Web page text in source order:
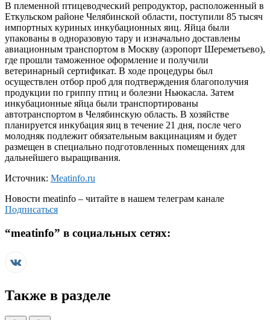
В племенной птицеводческий репродуктор, расположенный в
Еткульском районе Челябинской области, поступили 85 тысяч
импортных куриных инкубационных яиц. Яйца были
упакованы в одноразовую тару и изначально доставлены
авиационным транспортом в Москву (аэропорт Шереметьево),
где прошли таможенное оформление и получили
ветеринарный сертификат. В ходе процедуры был
осуществлен отбор проб для подтверждения благополучия
продукции по гриппу птиц и болезни Ньюкасла. Затем
инкубационные яйца были транспортированы
автотранспортом в Челябинскую область. В хозяйстве
планируется инкубация яиц в течение 21 дня, после чего
молодняк подлежит обязательным вакцинациям и будет
размещен в специально подготовленных помещениях для
дальнейшего выращивания.
Источник: Meatinfo.ru
Новости meatinfo – читайте в нашем телеграм канале
Подписаться
“meatinfo” в социальных сетях:
Также в разделе